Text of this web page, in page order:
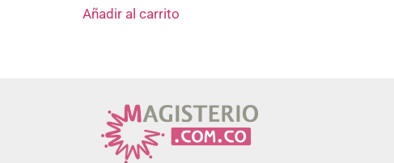
Añadir al carrito